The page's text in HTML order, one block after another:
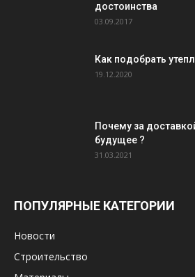
достоинства
03.09.2017
Как подобрать
19.12.2020
Почему за
будущее ?
31.03.2021
ПОПУЛЯРНЫЕ КАТЕГОРИИ
Новости
Строительство